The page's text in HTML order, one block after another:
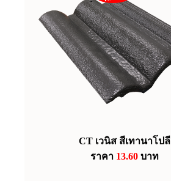
CT เวนิส สีเทานาโปลี
ราคา 13.60บาท